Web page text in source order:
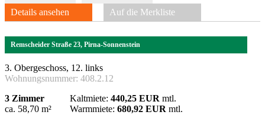
Details ansehen Auf die Merkliste
Remscheider Straße 23, Pirna-Sonnenstein
3. Obergeschoss, 12. links
Wohnungsnummer: 408.2.12
3 Zimmer
ca. 58,70 m²
Kaltmiete: 440,25 EUR mtl.
Warmmiete: 680,92 EUR mtl.